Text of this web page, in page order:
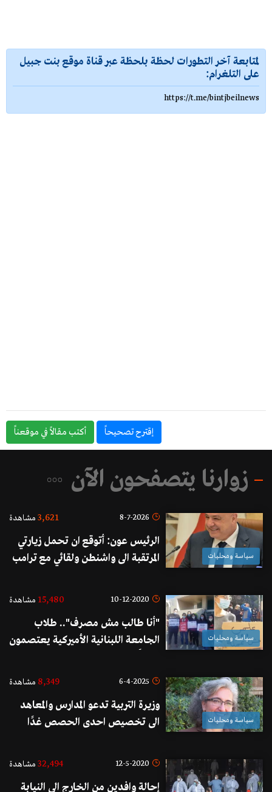
لمتابعة آخر التطورات لحظة بلحظة عبر قناة موقع بنت جبيل
على التلغرام:
https://t.me/bintjbeilnews
إقترح تصحيحاً أكتب مقالاً في موقعناً
زوارنا يتصفحون الآن
سياسة ومحليات
8-7-2026
3,621 مشاهدة
الرئيس عون: أتوقع ان تحمل زيارتي
المرتقبة الى واشنطن ولقائي مع ترامب
الأميركي غير المسبوق بلبنان.
سياسة ومحليات
10-12-2020
15,480 مشاهدة
"أنا طالب مش مصرف".. طلاب
الجامعة اللبنانية الأميركية يعتصمون
3900 ليرة لبنانية
سياسة ومحليات
6-4-2025
8,349 مشاهدة
وزيرة التربية تدعو المدارس والمعاهد
الى تخصيص احدى الحصص غدًا
الاطفال تضامنًا مع اولاد فلسطين
12-5-2020
32,494 مشاهدة
إحالة وافدين من الخارج الى النيابة